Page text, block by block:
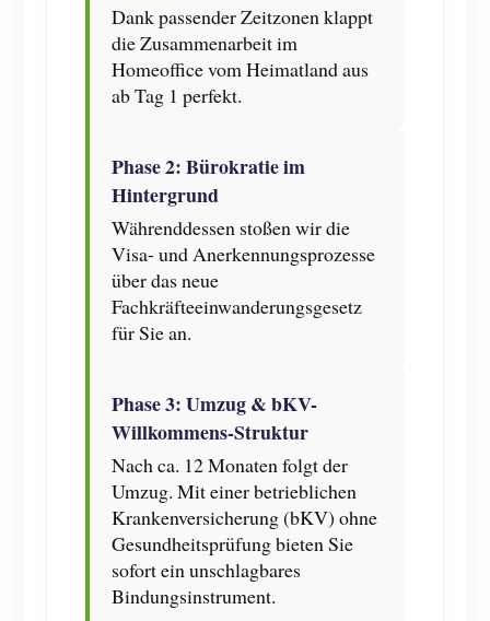
Dank passender Zeitzonen klappt
die Zusammenarbeit im
Homeoffice vom Heimatland aus
ab Tag 1 perfekt.
Phase 2: Bürokratie im
Hintergrund
Währenddessen stoßen wir die
Visa- und Anerkennungsprozesse
über das neue
Fachkräfteeinwanderungsgesetz
für Sie an.
Phase 3: Umzug & bKV-
Willkommens-Struktur
Nach ca. 12 Monaten folgt der
Umzug. Mit einer betrieblichen
Krankenversicherung (bKV) ohne
Gesundheitsprüfung bieten Sie
sofort ein unschlagbares
Bindungsinstrument.